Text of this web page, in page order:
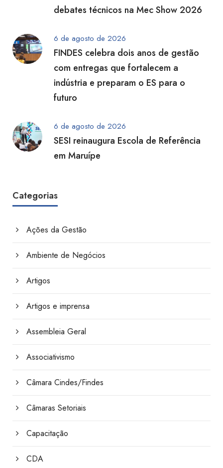
debates técnicos na Mec Show 2026
6 de agosto de 2026
FINDES celebra dois anos de gestão
com entregas que fortalecem a
indústria e preparam o ES para o
futuro
6 de agosto de 2026
SESI reinaugura Escola de Referência
em Maruípe
Categorias
Ações da Gestão
Ambiente de Negócios
Artigos
Artigos e imprensa
Assembleia Geral
Associativismo
Câmara Cindes/Findes
Câmaras Setoriais
Capacitação
CDA